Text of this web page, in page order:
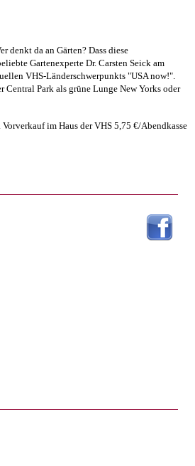
denkt da an Gärten? Dass diese
Gartenexperte Dr. Carsten Seick am
VHS-Länderschwerpunkts "USA now!".
Park als grüne Lunge New Yorks oder
im Haus der VHS 5,75 €/Abendkasse